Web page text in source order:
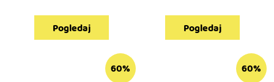
Pogledaj Pogledaj
60% 60%